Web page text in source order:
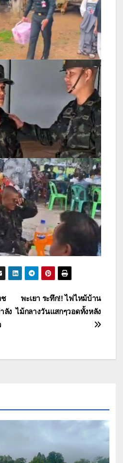
พะเยา ระทึก!! ไฟไหม้บ้าน
ไม้กลางวันแสกๆวอดทั้งหลัง
ช
ลัง